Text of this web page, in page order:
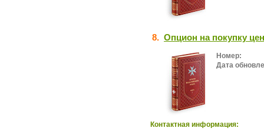
8. Опцион на покупку
Номер:
Дата
Контактная информация: